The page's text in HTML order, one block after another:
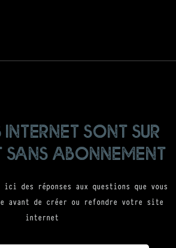
internet sont sur
sans abonnement
ici des réponses aux questions que vous
avant de créer ou refondre votre site
internet